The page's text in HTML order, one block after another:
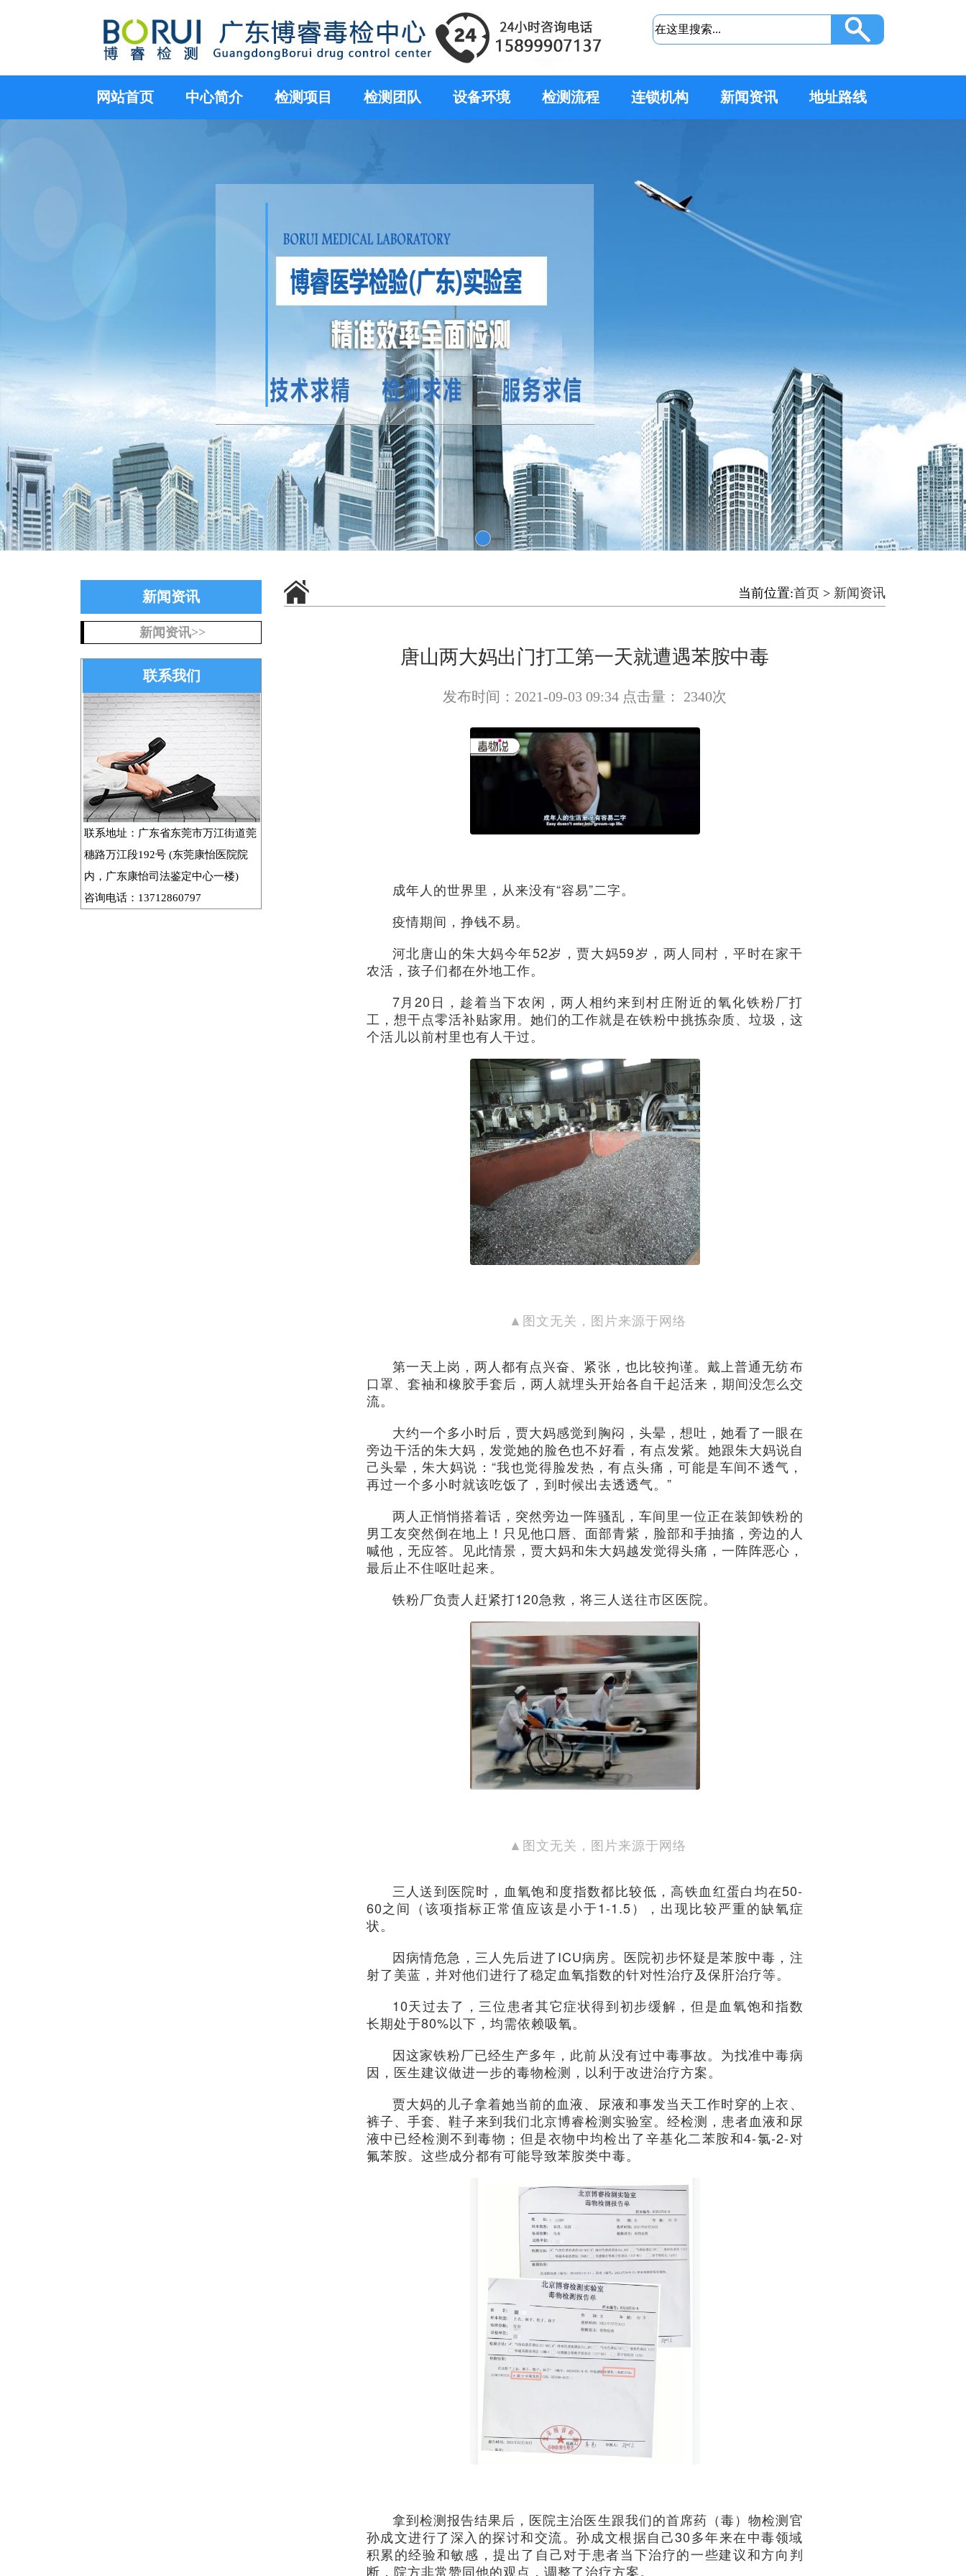
网站首页 中心简介 检测项目 检测团队 设备环境 检测流程 连锁机构 新闻资讯 地址路线
新闻资讯
新闻资讯>>
联系我们
联系地址：广东省东莞市万江街道莞
穗路万江段192号 (东莞康怡医院院
内，广东康怡司法鉴定中心一楼)
咨询电话：13712860797
当前位置:首页 > 新闻资讯
唐山两大妈出门打工第一天就遭遇苯胺中毒
发布时间：2021-09-03 09:34 点击量： 2340次
成年人的世界里，从来没有“容易”二字。
疫情期间，挣钱不易。
河北唐山的朱大妈今年52岁，贾大妈59岁，两人同村，平时在家干
农活，孩子们都在外地工作。
7月20日，趁着当下农闲，两人相约来到村庄附近的氧化铁粉厂打
工，想干点零活补贴家用。她们的工作就是在铁粉中挑拣杂质、垃圾，这
个活儿以前村里也有人干过。
▲图文无关，图片来源于网络
第一天上岗，两人都有点兴奋、紧张，也比较拘谨。戴上普通无纺布
口罩、套袖和橡胶手套后，两人就埋头开始各自干起活来，期间没怎么交
流。
大约一个多小时后，贾大妈感觉到胸闷，头晕，想吐，她看了一眼在
旁边干活的朱大妈，发觉她的脸色也不好看，有点发紫。她跟朱大妈说自
己头晕，朱大妈说：“我也觉得脸发热，有点头痛，可能是车间不透气，
再过一个多小时就该吃饭了，到时候出去透透气。”
两人正悄悄搭着话，突然旁边一阵骚乱，车间里一位正在装卸铁粉的
男工友突然倒在地上！只见他口唇、面部青紫，脸部和手抽搐，旁边的人
喊他，无应答。见此情景，贾大妈和朱大妈越发觉得头痛，一阵阵恶心，
最后止不住呕吐起来。
铁粉厂负责人赶紧打120急救，将三人送往市区医院。
▲图文无关，图片来源于网络
三人送到医院时，血氧饱和度指数都比较低，高铁血红蛋白均在50-
60之间（该项指标正常值应该是小于1-1.5），出现比较严重的缺氧症
状。
因病情危急，三人先后进了ICU病房。医院初步怀疑是苯胺中毒，注
射了美蓝，并对他们进行了稳定血氧指数的针对性治疗及保肝治疗等。
10天过去了，三位患者其它症状得到初步缓解，但是血氧饱和指数
长期处于80%以下，均需依赖吸氧。
因这家铁粉厂已经生产多年，此前从没有过中毒事故。为找准中毒病
因，医生建议做进一步的毒物检测，以利于改进治疗方案。
贾大妈的儿子拿着她当前的血液、尿液和事发当天工作时穿的上衣、
裤子、手套、鞋子来到我们北京博睿检测实验室。经检测，患者血液和尿
液中已经检测不到毒物；但是衣物中均检出了辛基化二苯胺和4-氯-2-对
氟苯胺。这些成分都有可能导致苯胺类中毒。
拿到检测报告结果后，医院主治医生跟我们的首席药（毒）物检测官
孙成文进行了深入的探讨和交流。孙成文根据自己30多年来在中毒领域
积累的经验和敏感，提出了自己对于患者当下治疗的一些建议和方向判
断，院方非常赞同他的观点，调整了治疗方案。